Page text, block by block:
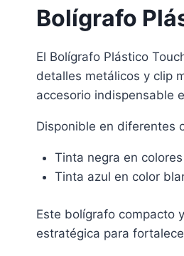
Bolígrafo
El Bolígrafo Plástico
detalles metálicos y clip
accesorio indispensable
Disponible en diferentes
Tinta negra en
Tinta azul en color
Este bolígrafo compacto
estratégica para